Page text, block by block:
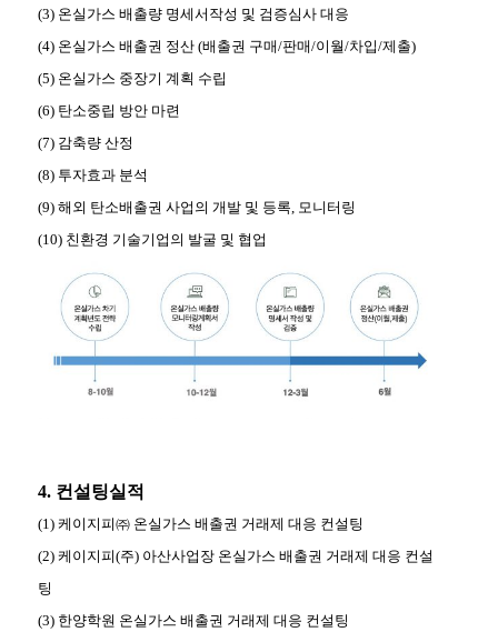
(3) 온실가스 배출량 명세서작성 및 검증심사 대응
(4) 온실가스 배출권 정산 (배출권 구매/판매/이월/차입/제출)
(5) 온실가스 중장기 계획 수립
(6) 탄소중립 방안 마련
(7) 감축량 산정
(8) 투자효과 분석
(9) 해외 탄소배출권 사업의 개발 및 등록, 모니터링
(10) 친환경 기술기업의 발굴 및 협업
4. 컨설팅실적
(1) 케이지피㈜ 온실가스 배출권 거래제 대응 컨설팅
(2) 케이지피(주) 아산사업장 온실가스 배출권 거래제 대응 컨설
팅
(3) 한양학원 온실가스 배출권 거래제 대응 컨설팅